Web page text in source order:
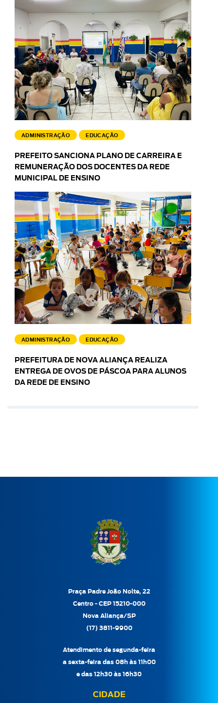
ADMINISTRAÇÃO EDUCAÇÃO
PREFEITO SANCIONA PLANO DE CARREIRA E
REMUNERAÇÃO DOS DOCENTES DA REDE
MUNICIPAL DE ENSINO
ADMINISTRAÇÃO EDUCAÇÃO
PREFEITURA DE NOVA ALIANÇA REALIZA
ENTREGA DE OVOS DE PÁSCOA PARA ALUNOS
DA REDE DE ENSINO
Praça Padre João Nolte, 22
Centro - CEP 15210-000
Nova Aliança/SP
(17) 3811-9900
Atendimento de segunda-feira
a sexta-feira das 08h às 11h00
e das 12h30 às 16h30
CIDADE